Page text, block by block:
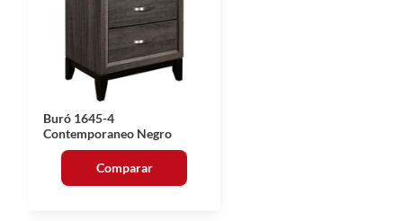
Buró 1645-4
Contemporaneo Negro
Comparar